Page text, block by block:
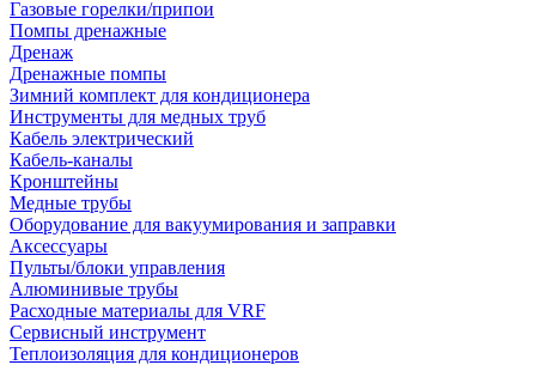
Газовые горелки/припои
Помпы дренажные
Дренаж
Дренажные помпы
Зимний комплект для кондиционера
Инструменты для медных труб
Кабель электрический
Кабель-каналы
Кронштейны
Медные трубы
Оборудование для вакуумирования и заправки
Аксессуары
Пульты/блоки управления
Алюминивые трубы
Расходные материалы для VRF
Сервисный инструмент
Теплоизоляция для кондиционеров